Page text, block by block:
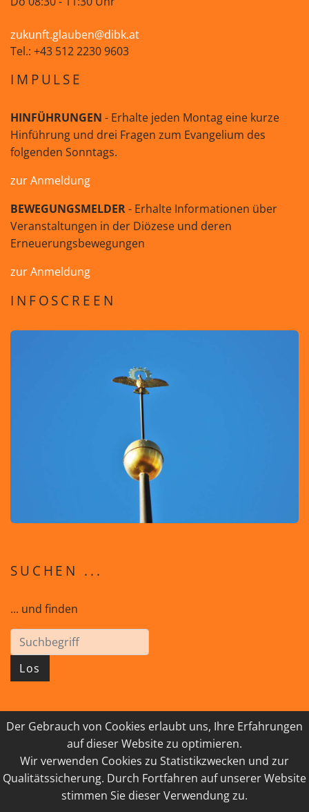
Der Gebrauch von Cookies erlaubt uns, Ihre Erfahrungen
auf dieser Website zu optimieren.
Wir verwenden Cookies zu Statistikzwecken und zur
Qualitätssicherung. Durch Fortfahren auf unserer Website
stimmen Sie dieser Verwendung zu.
zukunft.glauben@dibk.at
Tel.: +43 512 2230 9603
IMPULSE
HINFÜHRUNGEN - Erhalte jeden Montag eine kurze
Hinführung und drei Fragen zum Evangelium des
folgenden Sonntags.
zur Anmeldung
BEWEGUNGSMELDER- Erhalte Informationen über
Veranstaltungen in der Diözese und deren
Erneuerungsbewegungen
zur Anmeldung
INFOSCREEN
SUCHEN ...
... und finden
Los
© 2026 GEISTreich - Diözese Innsbruck
IMPRESSUM
LINKSAMMLUNG
DATENSCHUTZ
KONTAKT